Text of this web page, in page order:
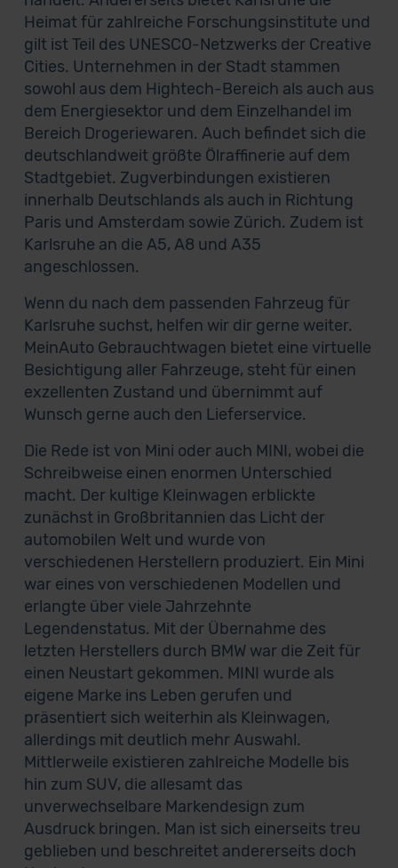
Heimat für zahlreiche Forschungsinstitute und
gilt ist Teil des UNESCO-Netzwerks der Creative
Cities. Unternehmen in der Stadt stammen
sowohl aus dem Hightech-Bereich als auch aus
dem Energiesektor und dem Einzelhandel im
Bereich Drogeriewaren. Auch befindet sich die
deutschlandweit größte Ölraffinerie auf dem
Stadtgebiet. Zugverbindungen existieren
innerhalb Deutschlands als auch in Richtung
Paris und Amsterdam sowie Zürich. Zudem ist
Karlsruhe an die A5, A8 und A35
angeschlossen.
Wenn du nach dem passenden Fahrzeug für
Karlsruhe suchst, helfen wir dir gerne weiter.
MeinAuto Gebrauchtwagen bietet eine virtuelle
Besichtigung aller Fahrzeuge, steht für einen
exzellenten Zustand und übernimmt auf
Wunsch gerne auch den Lieferservice.
Die Rede ist von Mini oder auch MINI, wobei die
Schreibweise einen enormen Unterschied
macht. Der kultige Kleinwagen erblickte
zunächst in Großbritannien das Licht der
automobilen Welt und wurde von
verschiedenen Herstellern produziert. Ein Mini
war eines von verschiedenen Modellen und
erlangte über viele Jahrzehnte
Legendenstatus. Mit der Übernahme des
letzten Herstellers durch BMW war die Zeit für
einen Neustart gekommen. MINI wurde als
eigene Marke ins Leben gerufen und
präsentiert sich weiterhin als Kleinwagen,
allerdings mit deutlich mehr Auswahl.
Mittlerweile existieren zahlreiche Modelle bis
hin zum SUV, die allesamt das
unverwechselbare Markendesign zum
Ausdruck bringen. Man ist sich einerseits treu
geblieben und beschreitet andererseits doch